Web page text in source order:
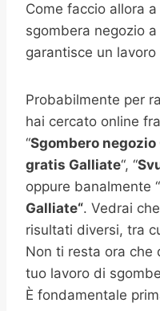
Come faccio allora a
sgombera negozio
garantisce un
Probabilmente per
hai cercato online
“Sgombero negozio
gratis Galliate“, “
oppure banalmente “
Galliate“. Vedrai
risultati diversi, tra
Non ti resta ora che
tuo lavoro di
È fondamentale